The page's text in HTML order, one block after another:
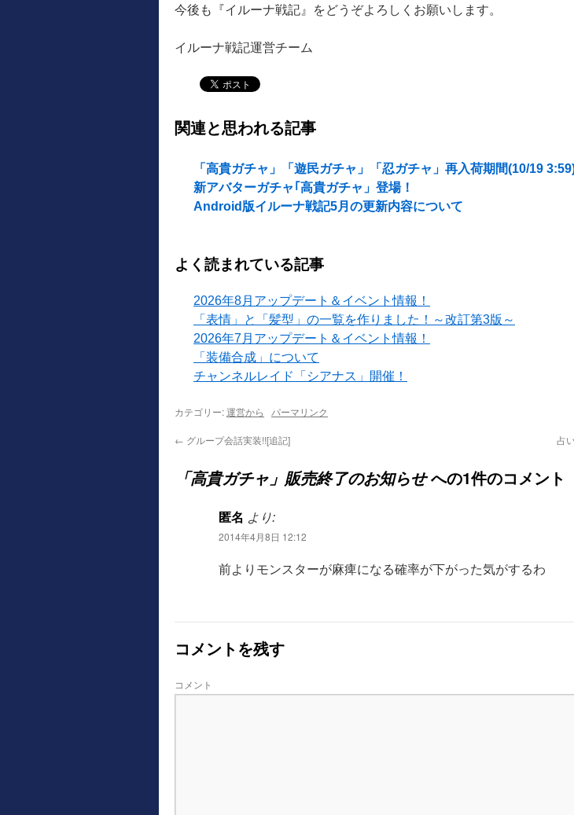
今後も『イルーナ戦記』をどうぞよろしくお願いします。
イルーナ戦記運営チーム
関連と思われる記事
「高貴ガチャ」「遊民ガチャ」「忍ガチャ」再入荷期間(10/19
新アバターガチャ｢高貴ガチャ」登場！
Android版イルーナ戦記5月の更新内容について
よく読まれている記事
2026年8月アップデート＆イベント情報！
「表情」と「髪型」の一覧を作りました！～改訂第3版～
2026年7月アップデート＆イベント情報！
「装備合成」について
チャンネルレイド「シアナス」開催！
カテゴリー:運営から パーマリンク
← グループ会話実装!![追記] 占
「高貴ガチャ」販売終了のお知らせへの1件のコメント
匿名 より:
2014年4月8日 12:12
前よりモンスターが麻痺になる確率が下がった気がするわ
コメントを残す
コメント